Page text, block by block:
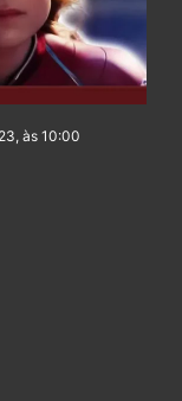
às 10:00